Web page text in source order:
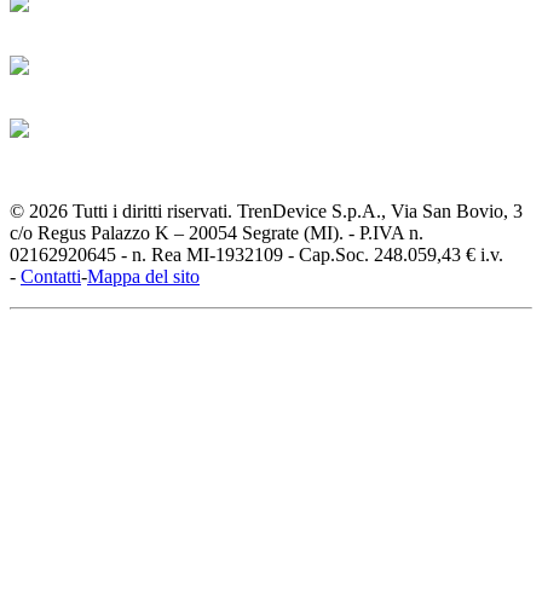
© 2026 Tutti i diritti riservati. TrenDevice S.p.A., Via San Bovio, 3
c/o Regus Palazzo K – 20054 Segrate (MI). - P.IVA n.
02162920645 - n. Rea MI-1932109 - Cap.Soc. 248.059,43 € i.v.
- Contatti-Mappa del sito